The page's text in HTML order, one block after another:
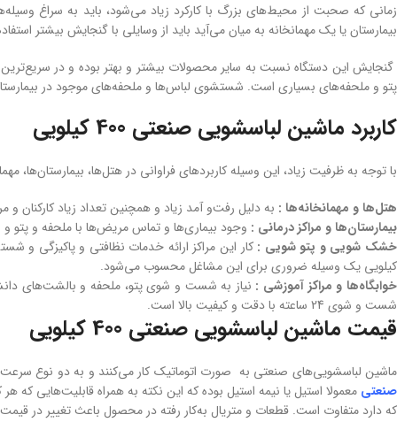
زمانی که صحبت از محیط‌های بزرگ با کارکرد زیاد می‌شود، باید به سراغ
بیمارستان یا یک مهمانخانه به میان می‌آید باید از وسایلی با گنجایش بیشتر استفاده کرد. ماشین لباسشویی صنعتی 400 کیلویی یکی از
گنجایش این دستگاه نسبت به سایر محصولات بیشتر و بهتر بوده و در
پتو و ملحفه‌های بسیاری است. شستشوی لباس‌ها و ملحفه‌های موجود در
کاربرد ماشین لباسشویی صنعتی 400 کیلویی
با توجه به ظرفیت زیاد، این وسیله کاربرد‌های فراوانی در هتل‌ها، بیمارستان‌ها،
هتل‌ها و مهمانخانه‌ها : به دلیل رفت‌‌و آمد زیاد و همچنین تعداد زیاد کارکنان
بیمارستان‌ها و مراکز درمانی : وجود بیماری‌ها و تماس مریض‌ها با ملحفه و پتو و
خشک شویی و پتو شویی :
کیلویی یک وسیله ضروری برای این مشاغل محسوب می‌شود.
خوابگاه‌ها و مراکز آموزشی :
شست و شوی 24 ساعته با دقت و کیفیت بالا است.
قیمت ماشین لباسشویی صنعتی 400 کیلویی
ماشین لباسشویی‌های صنعتی به صورت اتوماتیک کار می‌کنند‌ و به دو نوع
صنعتی
که دارد متفاوت است. قطعات و متریال به‌کار رفته در محصول باعث تغییر در